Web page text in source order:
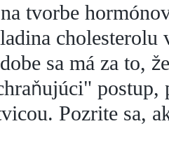
tvorbe
sa má za to,
postup,
Pozrite sa,